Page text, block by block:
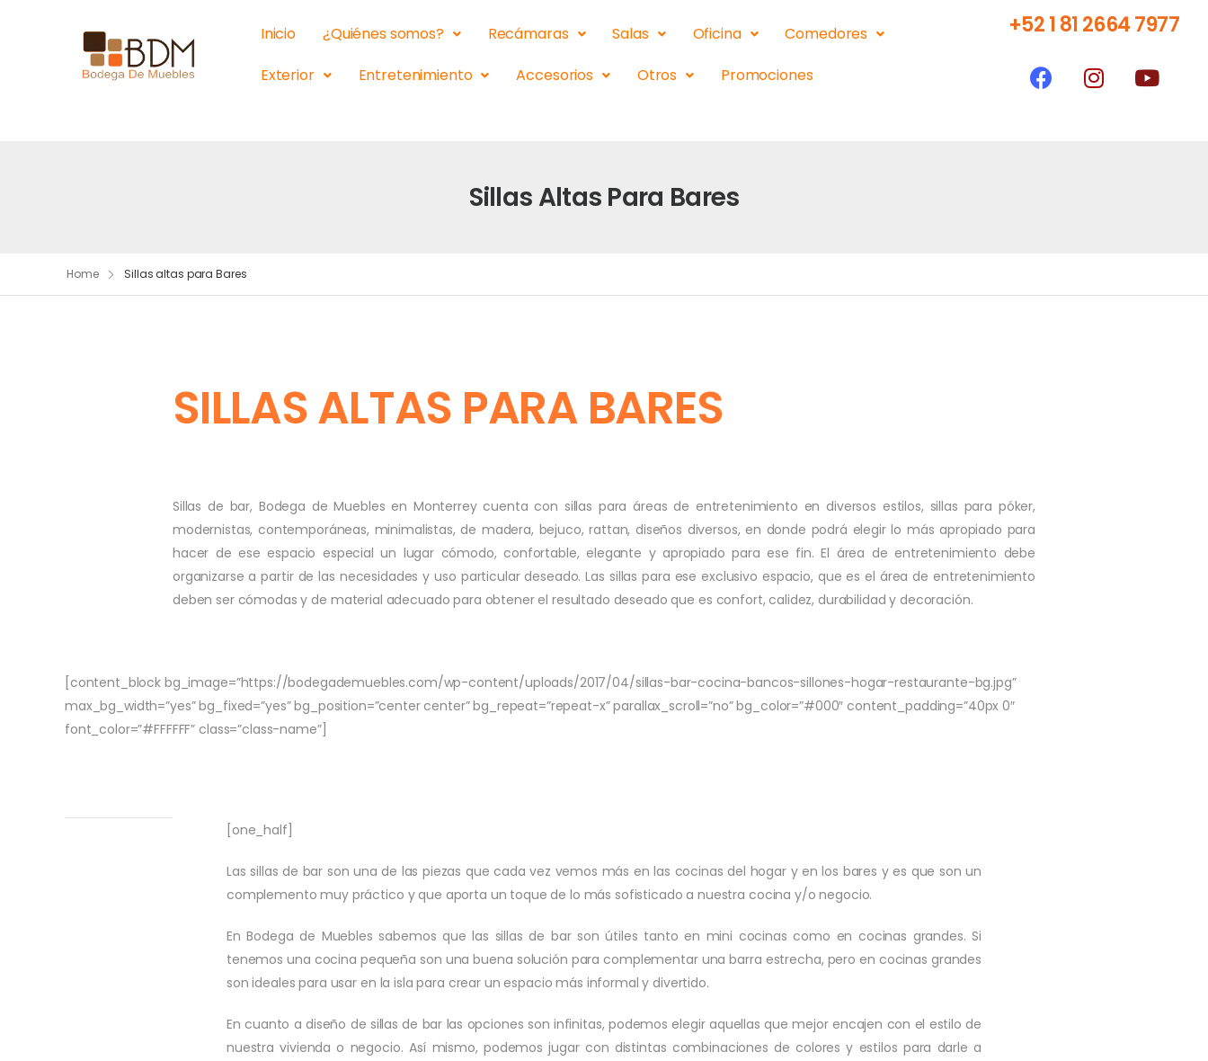
Inicio ¿Quiénes somos? Recámaras Salas Oficina
Comedores
Exterior
Entretenimiento Accesorios Otros Promociones
+52 1 81 2664 7977
Sillas Altas Para Bares
Home Sillas altas para Bares
SILLAS ALTAS PARA BARES
Sillas de bar, Bodega de Muebles en Monterrey cuenta con sillas para áreas de entretenimiento en diversos estilos, sillas para póker,
modernistas, contemporáneas, minimalistas, de madera, bejuco, rattan, diseños diversos, en donde podrá elegir lo más apropiado para
hacer de ese espacio especial un lugar cómodo, confortable, elegante y apropiado para ese fin. El área de entretenimiento debe
organizarse a partir de las necesidades y uso particular deseado. Las sillas para ese exclusivo espacio, que es el área de entretenimiento
deben ser cómodas y de material adecuado para obtener el resultado deseado que es confort, calidez, durabilidad y decoración.
[content_block bg_image=”https://bodegademuebles.com/wp-content/uploads/2017/04/sillas-bar-cocina-bancos-sillones-hogar-restaurante-bg.jpg”
max_bg_width=”yes” bg_fixed=”yes” bg_position=”center center” bg_repeat=”repeat-x” parallax_scroll=”no” bg_color=”#000″ content_padding=”40px 0″
font_color=”#FFFFFF” class=”class-name”]
[one_half]
Las sillas de bar son una de las piezas que cada vez vemos más en las cocinas del hogar y en los bares y es que son un
complemento muy práctico y que aporta un toque de lo más sofisticado a nuestra cocina y/o negocio.
En Bodega de Muebles sabemos que las sillas de bar son útiles tanto en mini cocinas como en cocinas grandes. Si
tenemos una cocina pequeña son una buena solución para complementar una barra estrecha, pero en cocinas grandes
son ideales para usar en la isla para crear un espacio más informal y divertido.
En cuanto a diseño de sillas de bar las opciones son infinitas, podemos elegir aquellas que mejor encajen con el estilo de
nuestra vivienda o negocio. Así mismo, podemos jugar con distintas combinaciones de colores y estilos para darle a